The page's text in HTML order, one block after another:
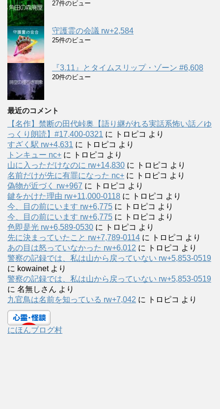
27件のビュー
守護霊の会議 rw+2,584
25件のビュー
『3.11』とタイムスリップ・ゾーン #6,608
20件のビュー
最近のコメント
【名作】禁断の田代峠奥【語り継がれる実話系怖い話／ゆ
っくり朗読】#17,400-0321 に トロピコ より
すざく駅 rw+4,631 に トロピコ より
トンキュー nc+ に トロピコ より
山に入っただけなのに rw+14,830 に トロピコ より
名前だけが先に有罪になった nc+ に トロピコ より
偽物が近づく rw+967 に トロピコ より
鍵をかけた理由 rw+11,000-0118 に トロピコ より
今、目の前にいます rw+6,775 に トロピコ より
今、目の前にいます rw+6,775 に トロピコ より
色即是光 rw+6,589-0530 に トロピコ より
先に決まっていたこと rw+7,789-0114 に トロピコ より
あの目は怒っていなかった rw+6.012 に トロピコ より
警察の記録では、私は山から戻っていない rw+5,853-0519
に kowainetより
警察の記録では、私は山から戻っていない rw+5,853-0519
に 名無しさん より
九官鳥は名前を知っている rw+7,042 に トロピコ より
にほんブログ村